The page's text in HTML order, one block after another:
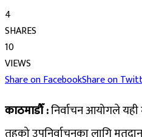
4
SHARES
10
VIEWS
Share on FacebookShare on
काठमाडौँ :निर्वाचन आयोगले